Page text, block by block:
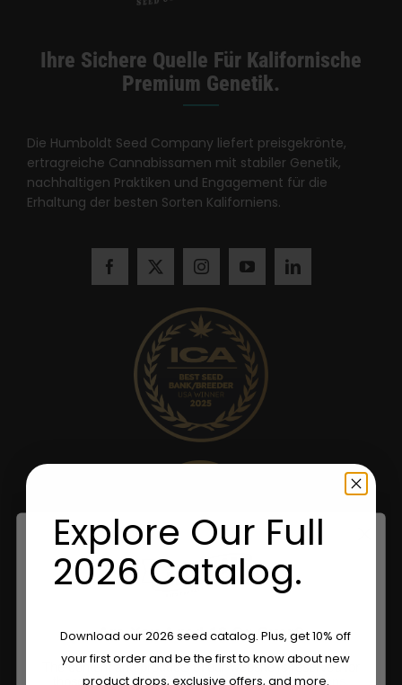
Ihre Sichere Quelle Für Kalifornische
Premium Genetik.
Die Humboldt Seed Company liefert preisgekrönte,
ertragreiche Cannabissamen mit stabiler Genetik,
nachhaltigen Praktiken und Engagement für die
Erhaltung der besten Sorten Kaliforniens.
Are You Aged 18 Or Over?
The content and products of our website is reserved for
those of legal age.Please see Terms & Conditions.
Explore Our Full
2026 Catalog.
Download our 2026 seed catalog. Plus, get 10% off
your first order and be the first to know about new
product drops, exclusive offers, and more.